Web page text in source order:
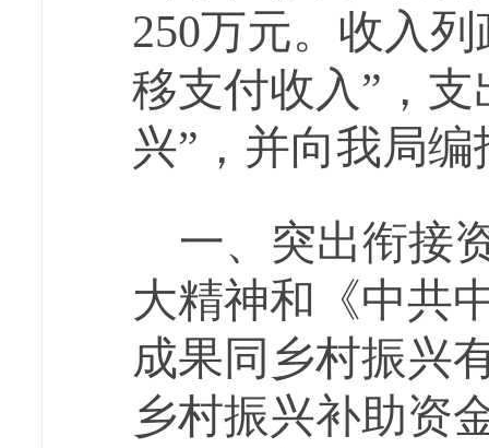
250万元。收入
移支付收入”，支
兴”，并向我局
一、 突出衔接
大精神和《中共
成果同乡村振兴
乡村振兴补助资